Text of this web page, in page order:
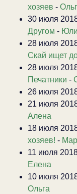
хозяев -
30 июля
Другом -
28 июля
Скай ищет
28 июля
Печатники -
26 июля
21 июля
Алена
18 июля
хозяев! -
11 июля
Елена
10 июля
Ольга